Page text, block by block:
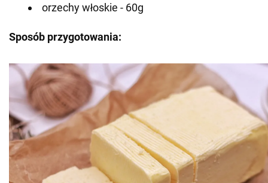
orzechy włoskie - 60g
Sposób przygotowania: